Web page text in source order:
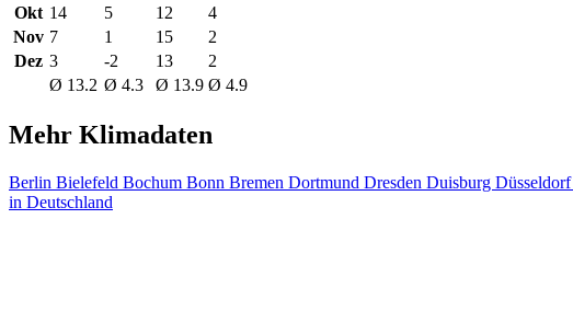
Okt 14 5 12
4
Nov 7 1 15
2
Dez 3 -2 13
2
Ø 13.2 Ø 4.3 Ø 13.9 Ø 4.9
Mehr Klimadaten
Berlin Bielefeld Bochum Bonn Bremen Dortmund Dresden Duisburg Düsseldorf
in Deutschland